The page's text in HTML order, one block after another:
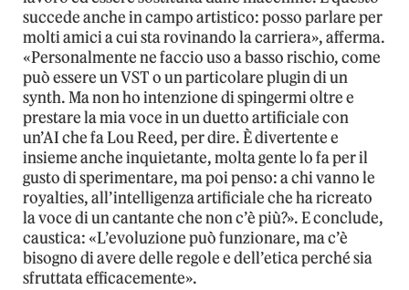
succede anche in campo artistico: posso parlare per
molti amici a cui sta rovinando la carriera», afferma.
«Personalmente ne faccio uso a basso rischio, come
può essere un VST o un particolare plugin di un
synth. Ma non ho intenzione di spingermi oltre e
prestare la mia voce in un duetto artificiale con
un’AI che fa Lou Reed, per dire. È divertente e
insieme anche inquietante, molta gente lo fa per il
gusto di sperimentare, ma poi penso: a chi vanno le
royalties, all’intelligenza artificiale che ha ricreato
la voce di un cantante che non c’è più?». E conclude,
caustica: «L’evoluzione può funzionare, ma c’è
bisogno di avere delle regole e dell’etica perché sia
sfruttata efficacemente».